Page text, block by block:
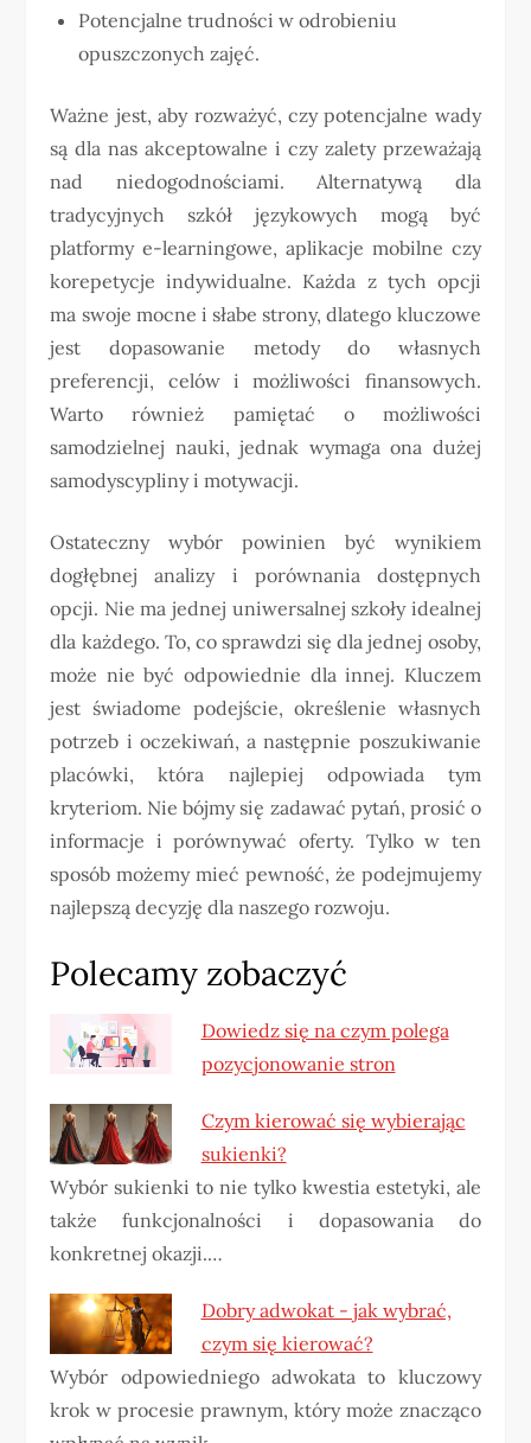
Potencjalne trudności w odrobieniu
opuszczonych zajęć.
Ważne jest, aby rozważyć, czy potencjalne wady
są dla nas akceptowalne i czy zalety przeważają
nad niedogodnościami. Alternatywą dla
tradycyjnych szkół językowych mogą być
platformy e-learningowe, aplikacje mobilne czy
korepetycje indywidualne. Każda z tych opcji
ma swoje mocne i słabe strony, dlatego kluczowe
jest dopasowanie metody do własnych
preferencji, celów i możliwości finansowych.
Warto również pamiętać o możliwości
samodzielnej nauki, jednak wymaga ona dużej
samodyscypliny i motywacji.
Ostateczny wybór powinien być wynikiem
dogłębnej analizy i porównania dostępnych
opcji. Nie ma jednej uniwersalnej szkoły idealnej
dla każdego. To, co sprawdzi się dla jednej osoby,
może nie być odpowiednie dla innej. Kluczem
jest świadome podejście, określenie własnych
potrzeb i oczekiwań, a następnie poszukiwanie
placówki, która najlepiej odpowiada tym
kryteriom. Nie bójmy się zadawać pytań, prosić o
informacje i porównywać oferty. Tylko w ten
sposób możemy mieć pewność, że podejmujemy
najlepszą decyzję dla naszego rozwoju.
Polecamy zobaczyć
Dowiedz się na czym polega
pozycjonowanie stron
Czym kierować się wybierając
sukienki?
Wybór sukienki to nie tylko kwestia estetyki, ale
także funkcjonalności i dopasowania do
konkretnej okazji.…
Dobry adwokat - jak wybrać,
czym się kierować?
Wybór odpowiedniego adwokata to kluczowy
krok w procesie prawnym, który może znacząco